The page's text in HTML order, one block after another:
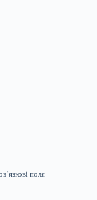
поля